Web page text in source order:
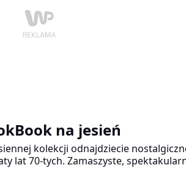
na jesień
kolekcji odnajdziecie
lat 70-tych. Zamaszyste,